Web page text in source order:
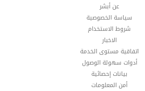
عن أبشر
سياسة الخصوصية
شروط الاستخدام
الاخبار
اتفاقية مستوى الخدمة
أدوات سهولة الوصول
بيانات إحصائية
أمن المعلومات